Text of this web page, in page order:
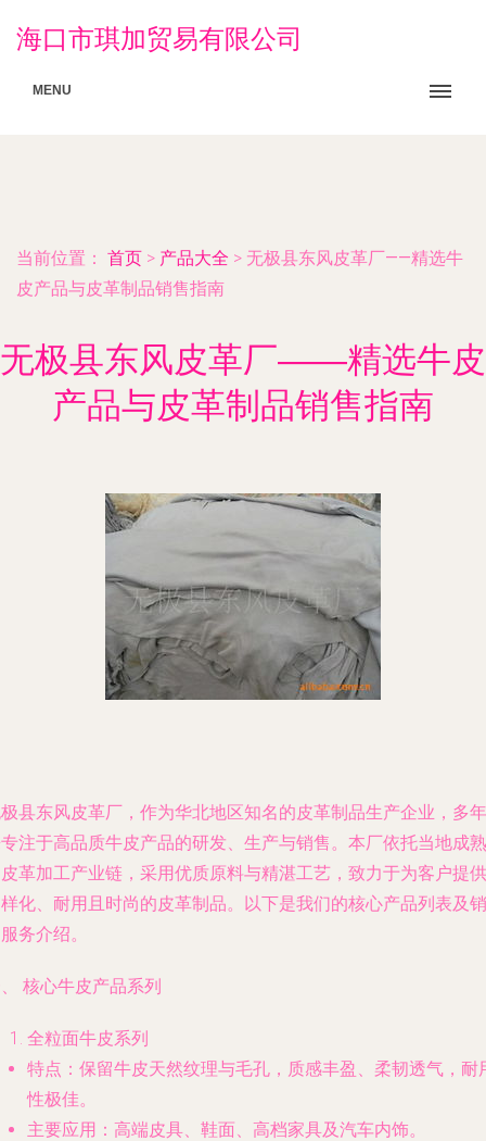
海口市琪加贸易有限公司
MENU
当前位置： 首页 > 产品大全 > 无极县东风皮革厂——精选牛
皮产品与皮革制品销售指南
无极县东风皮革厂——精选牛皮
产品与皮革制品销售指南
县东风皮革厂，作为华北地区知名的皮革制品生产企业，多年
注于高品质牛皮产品的研发、生产与销售。本厂依托当地成熟
革加工产业链，采用优质原料与精湛工艺，致力于为客户提供
化、耐用且时尚的皮革制品。以下是我们的核心产品列表及销
务介绍。
核心牛皮产品系列
全粒面牛皮系列
特点 ：保留牛皮天然纹理与毛孔，质感丰盈、柔韧透气，耐
性极佳。
主要应用 ：高端皮具、鞋面、高档家具及汽车内饰。